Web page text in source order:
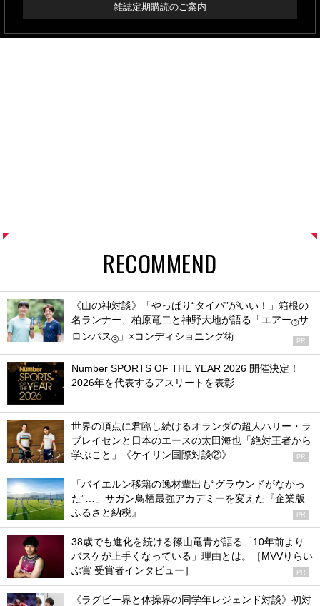
雑誌定期購読のご案内
RECOMMEND
《山の神対談》「やっぱり“タイパ”がいい！」箱根の
名ランナー、柏原竜二と神野大地が語る「エアー®サ
ロンパス® 」×コンディショニング術 PR
Number SPORTS OF THE YEAR 2026 開催決定！
2026年を代表するアスリートを表彰
世界の頂点に君臨し続けるオランダの超人ハリー・ラ
ブレイセンと日本のエースの太田海也「絶対王者から
学ぶこと」《ケイリン国際対談②》
PR
「バイエルン移籍の逸材輩出も“グラウンドがなかっ
た”…」サガン鳥栖最強アカデミーを変えた『企業版
ふるさと納税』
PR
38歳でも進化を続ける篠山竜青が語る「10年前より
バスケが上手くなっている」理由とは。［MVVりらい
ぶ賞 受賞者インタビュー］
PR
《ラグビー界と体操界の同学年レジェンド対談》初対